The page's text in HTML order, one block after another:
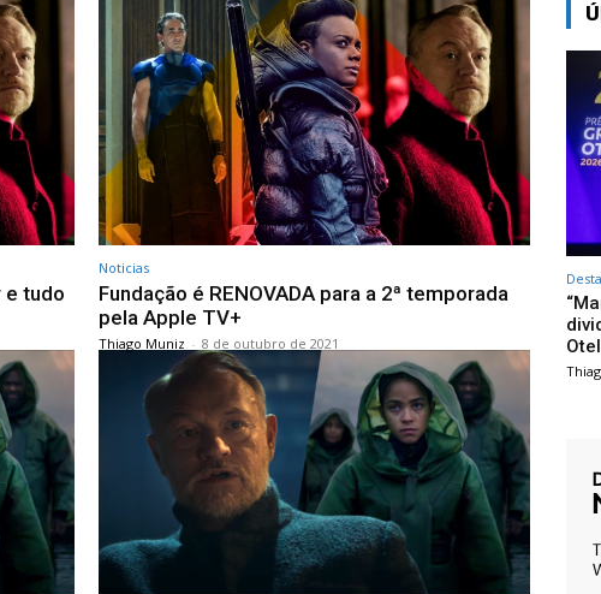
e tudo
Noticias
Fundação é RENOVADA para a 2ª temporada
pela Apple TV+
Thiago Muniz - 8 de outubro de 2021